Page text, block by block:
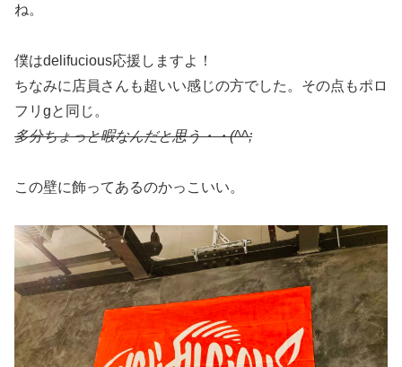
ね。
僕はdelifucious応援しますよ！
ちなみに店員さんも超いい感じの方でした。その点もポロ
フリgと同じ。
多分ちょっと暇なんだと思う・・(^^;
この壁に飾ってあるのかっこいい。